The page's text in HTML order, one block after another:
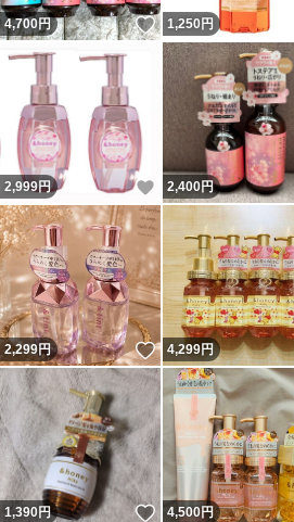
4,700円 いいね！
1,250 円
2,999円 いいね！
2,400円
2,299円 いいね！
4,299円
1,390円 いいね！
4,500円